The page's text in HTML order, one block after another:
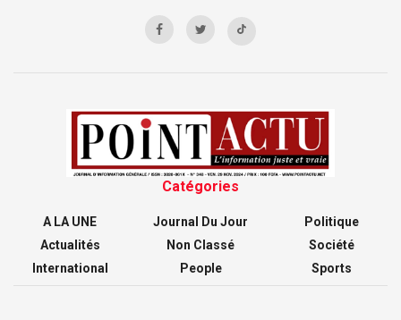
Catégories
A LA UNE
Actualités
International
Journal Du Jour
Non Classé
People
Politique
Société
Sports